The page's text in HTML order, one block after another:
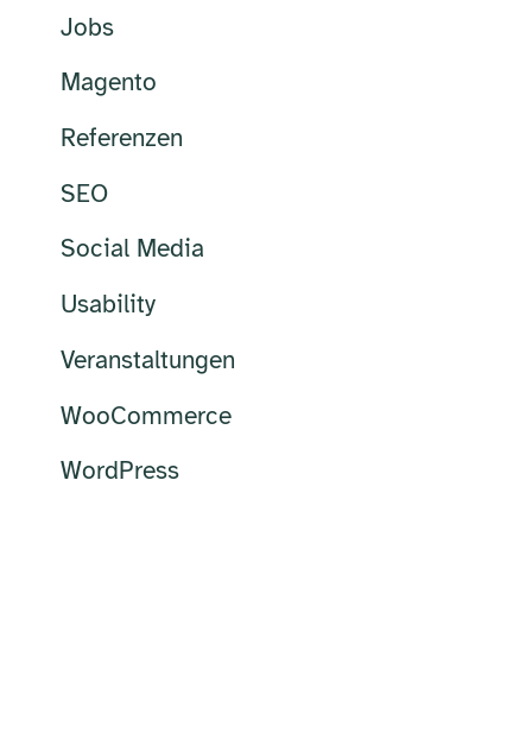
Jobs
Magento
Referenzen
SEO
Social Media
Usability
Veranstaltungen
WooCommerce
WordPress